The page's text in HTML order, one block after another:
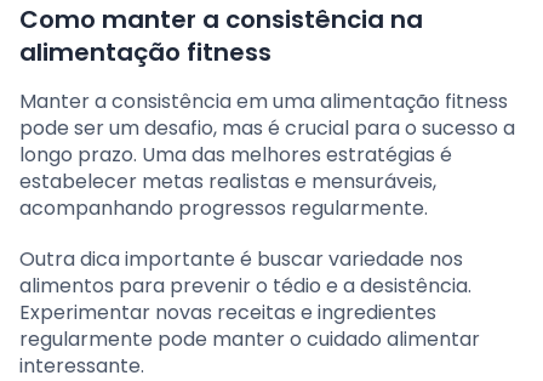
Como manter a consistência na
alimentação fitness
Manter a consistência em uma alimentação fitness
pode ser um desafio, mas é crucial para o sucesso a
longo prazo. Uma das melhores estratégias é
estabelecer metas realistas e mensuráveis,
acompanhando progressos regularmente.
Outra dica importante é buscar variedade nos
alimentos para prevenir o tédio e a desistência.
Experimentar novas receitas e ingredientes
regularmente pode manter o cuidado alimentar
interessante.